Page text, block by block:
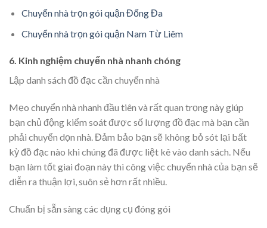
Chuyển nhà trọn gói quận Đống Đa
Chuyển nhà trọn gói quận Nam Từ Liêm
6. Kinh nghiệm chuyển nhà nhanh chóng
Lập danh sách đồ đạc cần chuyển nhà
Mẹo chuyển nhà nhanh đầu tiên và rất quan trọng này giúp
bạn chủ động kiểm soát được số lượng đồ đạc mà bạn cần
phải chuyển dọn nhà. Đảm bảo bạn sẽ không bỏ sót lại bất
kỳ đồ đạc nào khi chúng đã được liệt kê vào danh sách. Nếu
bạn làm tốt giai đoạn này thì công việc chuyển nhà của bạn sẽ
diễn ra thuận lợi, suôn sẻ hơn rất nhiều.
Chuẩn bị sẵn sàng các dụng cụ đóng gói